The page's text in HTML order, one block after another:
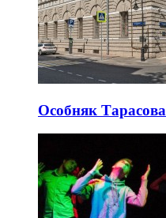
Особняк Тарасова